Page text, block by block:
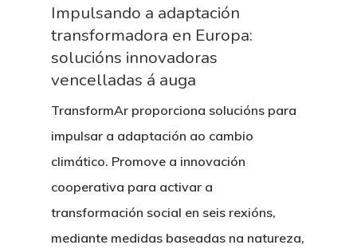
Impulsando a adaptación
transformadora en Europa:
solucións innovadoras
vencelladas á auga
TransformAr proporciona solucións para
impulsar a adaptación ao cambio
climático. Promove a innovación
cooperativa para activar a
transformación social en seis rexións,
mediante medidas baseadas na natureza,